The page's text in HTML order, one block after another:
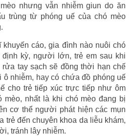
nhưng vẫn nhiễm giun do ăn
trùng từ phóng uế của chó mèo
khuyến cáo, gia đình nào nuôi chó
định kỳ, người lớn, trẻ em sau khi
tay sạch sẽ đồng thời hạn chế
ô nhiễm, hay có chứa đồ phóng uế
cho trẻ tiếp xúc trực tiếp như ôm
mèo, nhất là khi chó mèo đang bị
cơ thể người phát hiện các mụn
trẻ đến chuyên khoa da liễu khám,
tránh lây nhiễm.